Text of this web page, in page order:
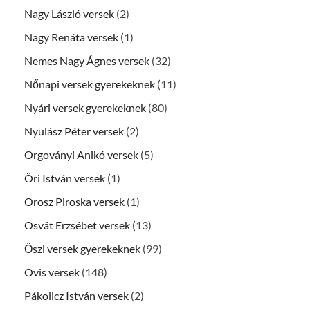
Nagy László versek (2)
Nagy Renáta versek (1)
Nemes Nagy Ágnes versek (32)
Nőnapi versek gyerekeknek (11)
Nyári versek gyerekeknek (80)
Nyulász Péter versek (2)
Orgoványi Anikó versek (5)
Öri István versek (1)
Orosz Piroska versek (1)
Osvát Erzsébet versek (13)
Őszi versek gyerekeknek (99)
Ovis versek (148)
Pákolicz István versek (2)